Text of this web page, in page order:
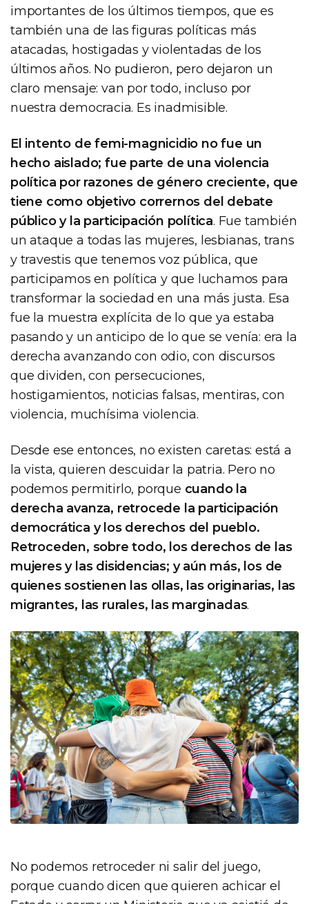
importantes de los últimos tiempos, que es
también una de las figuras políticas más
atacadas, hostigadas y violentadas de los
últimos años. No pudieron, pero dejaron un
claro mensaje: van por todo, incluso por
nuestra democracia. Es inadmisible.
El intento de femi-magnicidio no fue un
hecho aislado; fue parte de una violencia
política por razones de género creciente, que
tiene como objetivo corrernos del debate
público y la participación política. Fue también
un ataque a todas las mujeres, lesbianas, trans
y travestis que tenemos voz pública, que
participamos en política y que luchamos para
transformar la sociedad en una más justa. Esa
fue la muestra explícita de lo que ya estaba
pasando y un anticipo de lo que se venía: era la
derecha avanzando con odio, con discursos
que dividen, con persecuciones,
hostigamientos, noticias falsas, mentiras, con
violencia, muchísima violencia.
Desde ese entonces, no existen caretas: está a
la vista, quieren descuidar la patria. Pero no
podemos permitirlo, porque cuando la
derecha avanza, retrocede la participación
democrática y los derechos del pueblo.
Retroceden, sobre todo, los derechos de las
mujeres y las disidencias; y aún más, los de
quienes sostienen las ollas, las originarias, las
migrantes, las rurales, las marginadas.
No podemos retroceder ni salir del juego,
porque cuando dicen que quieren achicar el